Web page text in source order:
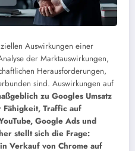
Auswirkungen einer
der Marktauswirkungen,
Herausforderungen,
sind. Auswirkungen auf
zu Googles Umsatz
Traffic auf
Google Ads und
stellt sich die Frage:
Verkauf von Chrome auf